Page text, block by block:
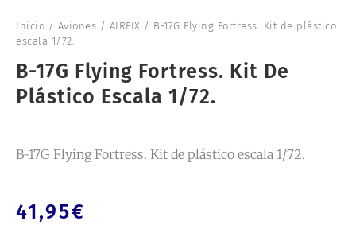
Inicio / Aviones / AIRFIX / B-17G Flying Fortress. Kit de plástico
escala 1/72.
B-17G Flying Fortress. Kit De
Plástico Escala 1/72.
B-17G Flying Fortress. Kit de plástico escala 1/72.
41,95€